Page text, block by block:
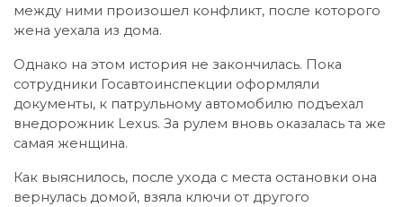
между ними произошел конфликт, после которого
жена уехала из дома.
Однако на этом история не закончилась. Пока
сотрудники Госавтоинспекции оформляли
документы, к патрульному автомобилю подъехал
внедорожник Lexus. За рулем вновь оказалась та же
самая женщина.
Как выяснилось, после ухода с места остановки она
вернулась домой, взяла ключи от другого